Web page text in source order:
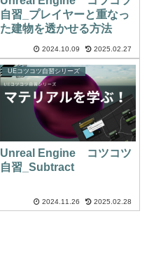
自習_プレイヤーと重なっ
た建物を透かせる方法
2024.10.09 2025.02.27
UEコツコツ自習シリーズ
Unreal Engine コツコツ
自習_Subtract
2024.11.26 2025.02.28